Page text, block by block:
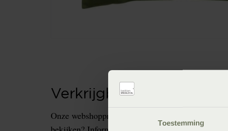
Toestemming
Verkrijgbaarheid in de
Onze webshopproducten zijn niet altijd